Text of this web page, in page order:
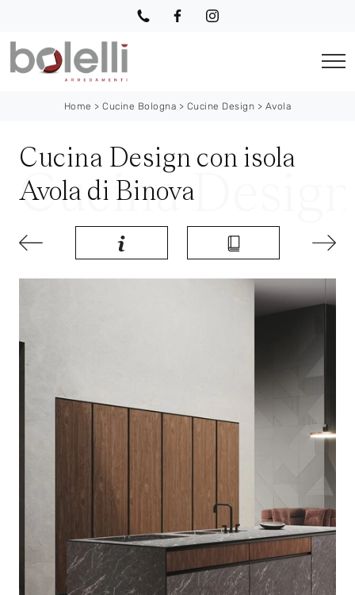
Home >Cucine Bologna > Cucine Design > Avola
Cucina Design con isola
Avola di Binova